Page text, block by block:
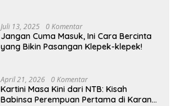
Juli 13, 2025 0 Komentar
Jangan Cuma Masuk, Ini Cara Bercinta
yang Bikin Pasangan Klepek-klepek!
April 21, 2026 0 Komentar
Kartini Masa Kini dari NTB: Kisah
Babinsa Perempuan Pertama di Karang